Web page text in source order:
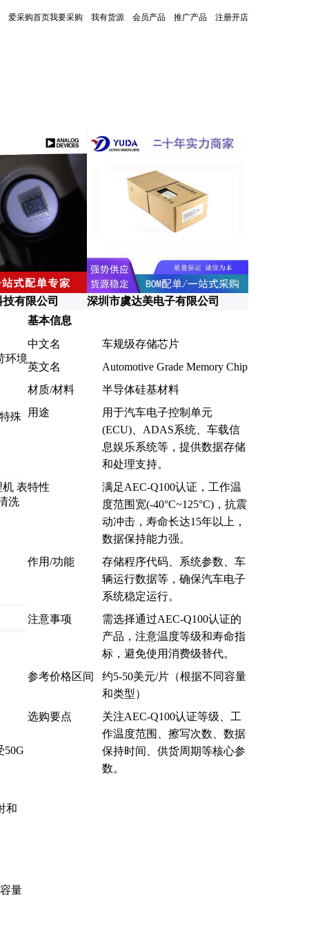
爱采购首页我要采购 我有货源 会员产品 推广产品 注册开店
更新时间：2026-07-08
有限公司 深圳市虞达美电子有限公司
环境
殊
50G
和
量
基本信息
中文名
车规级存储芯片
英文名
Automotive Grade Memory Chip
材质/材料
半导体硅基材料
用途
用于汽车电子控制单元
(ECU)、ADAS系统、车载信
息娱乐系统等，提供数据存储
和处理支持。
特性
满足AEC-Q100认证，工作温
度范围宽(-40°C~125°C)，抗震
动冲击，寿命长达15年以上，
数据保持能力强。
作用/功能
存储程序代码、系统参数、车
辆运行数据等，确保汽车电子
系统稳定运行。
注意事项
需选择通过AEC-Q100认证的
产品，注意温度等级和寿命指
标，避免使用消费级替代。
参考价格区间
约5-50美元/片（根据不同容量
和类型）
选购要点
关注AEC-Q100认证等级、工
作温度范围、擦写次数、数据
保持时间、供货周期等核心参
数。